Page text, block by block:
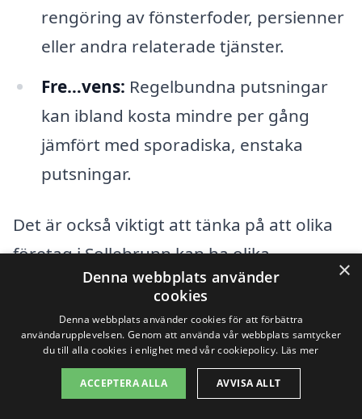
rengöring av fönsterfoder, persienner
eller andra relaterade tjänster.
Fre…vens: Regelbundna putsningar
kan ibland kosta mindre per gång
jämfört med sporadiska, enstaka
putsningar.
Det är också viktigt att tänka på att olika
företag i Sollebrunn kan ha olika
prissättningar. Det är därför vi
rekommenderar att du samlar in offerter
från flera olika fönsterputsföretag. Du
kan enkelt göra detta genom att använda
vår plattform, vilket erbjuder en smidig
×
Denna webbplats använder
cookies
Denna webbplats använder cookies för att förbättra
användarupplevelsen. Genom att använda vår webbplats samtycker
du till alla cookies i enlighet med vår cookiepolicy. Läs mer
ACCEPTERA ALLA AVVISA ALLT